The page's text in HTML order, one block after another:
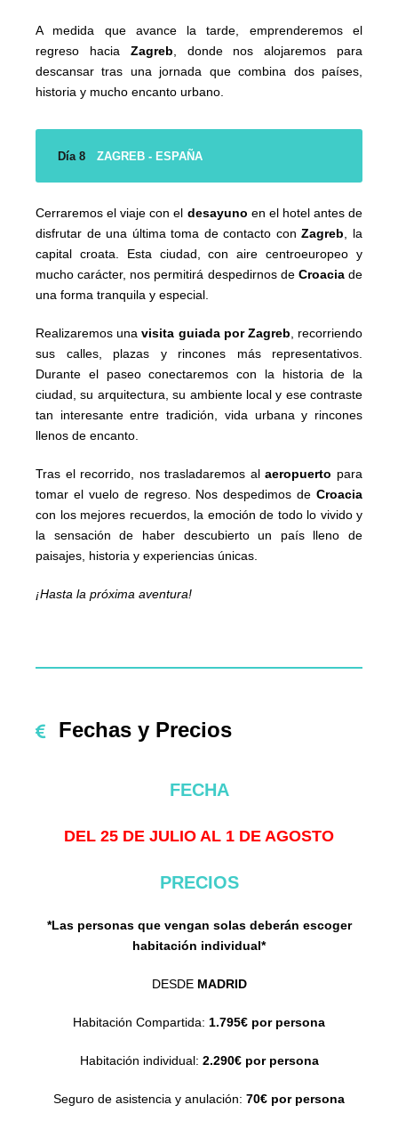
A medida que avance la tarde, emprenderemos el
regreso hacia Zagreb , donde nos alojaremos para
descansar tras una jornada que combina dos países,
historia y mucho encanto urbano.
Día 8 ZAGREB - ESPAÑA
Cerraremos el viaje con el desayuno en el hotel antes de
disfrutar de una última toma de contacto conZagreb , la
capital croata. Esta ciudad, con aire centroeuropeo y
mucho carácter, nos permitirá despedirnos de Croaciade
una forma tranquila y especial.
Realizaremos unavisita guiada por Zagreb , recorriendo
sus calles, plazas y rincones más representativos.
Durante el paseo conectaremos con la historia de la
ciudad, su arquitectura, su ambiente local y ese contraste
tan interesante entre tradición, vida urbana y rincones
llenos de encanto.
Tras el recorrido, nos trasladaremos alaeropuerto para
tomar el vuelo de regreso. Nos despedimos de Croacia
con los mejores recuerdos, la emoción de todo lo vivido y
la sensación de haber descubierto un país lleno de
paisajes, historia y experiencias únicas.
¡Hasta la próxima aventura!
Fechas y Precios
FECHA
DEL 25 DE JULIO AL 1 DE AGOSTO
PRECIOS
*Las personas que vengan solas deberán escoger
habitación individual*
DESDE MADRID
Habitación Compartida: 1.795€ por persona
Habitación individual: 2.290€ por persona
Seguro de asistencia y anulación: 70€ por persona